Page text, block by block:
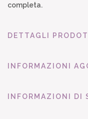
completa.
DETTAGLI
INFORMAZIONI
INFORMAZIONI DI